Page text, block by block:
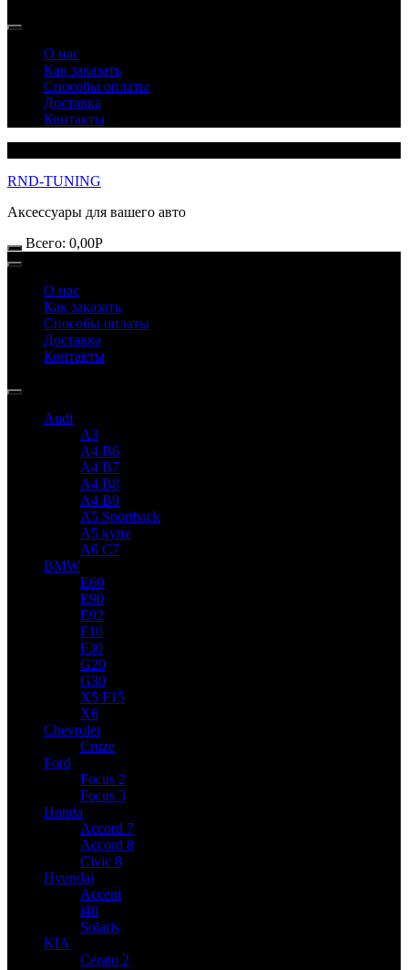
О нас
Как заказать
Способы оплаты
Доставка
Контакты
RND-TUNING
Аксессуары для вашего авто
Всего: 0,00Р
О нас
Как заказать
Способы оплаты
Доставка
Контакты
Audi
A3
A4 B6
A4 B7
A4 B8
A4 B9
A5 Sportback
A5 купе
A6 C7
BMW
E60
E90
E92
F10
F30
G20
G30
X5 F15
X6
Chevrolet
Cruze
Ford
Focus 2
Focus 3
Honda
Accord 7
Accord 8
Civic 8
Hyundai
Accent
i40
Solaris
KIA
Cerato 2